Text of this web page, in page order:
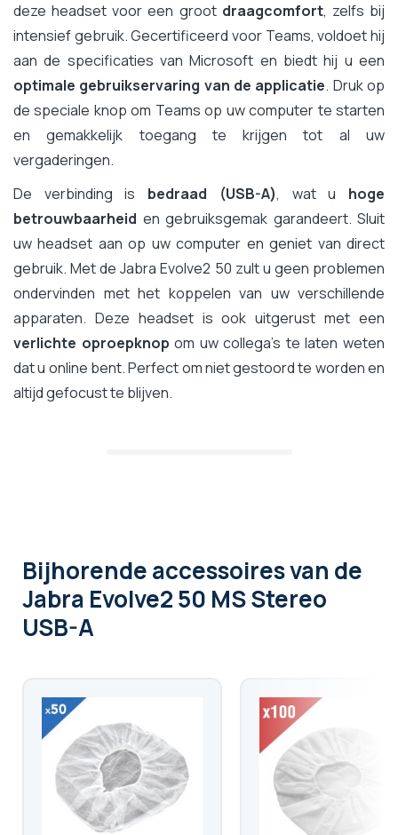
deze headset voor een groot draagcomfort, zelfs bij
intensief gebruik. Gecertificeerd voor Teams, voldoet hij
aan de specificaties van Microsoft en biedt hij u een
optimale gebruikservaring van de applicatie. Druk op
de speciale knop om Teams op uw computer te starten
en gemakkelijk toegang te krijgen tot al uw
vergaderingen.
De verbinding is bedraad (USB-A), wat u hoge
betrouwbaarheid en gebruiksgemak garandeert. Sluit
uw headset aan op uw computer en geniet van direct
gebruik. Met de Jabra Evolve2 50 zult u geen problemen
ondervinden met het koppelen van uw verschillende
apparaten. Deze headset is ook uitgerust met een
verlichte oproepknop om uw collega's te laten weten
dat u online bent. Perfect om niet gestoord te worden en
altijd gefocust te blijven.
Bijhorende accessoiresvan de
Jabra Evolve2 50 MS Stereo
USB-A